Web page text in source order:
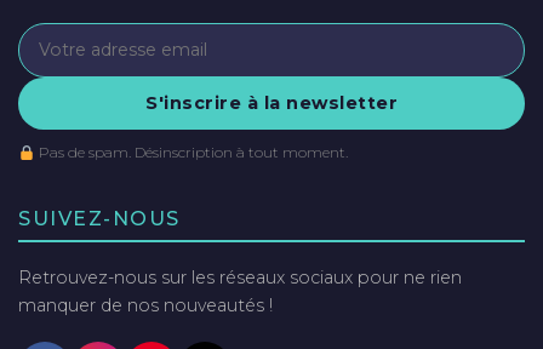
S'inscrire à la newsletter
Pas de spam. Désinscription à tout moment.
SUIVEZ-NOUS
Retrouvez-nous sur les réseaux sociaux pour ne rien
manquer de nos nouveautés !